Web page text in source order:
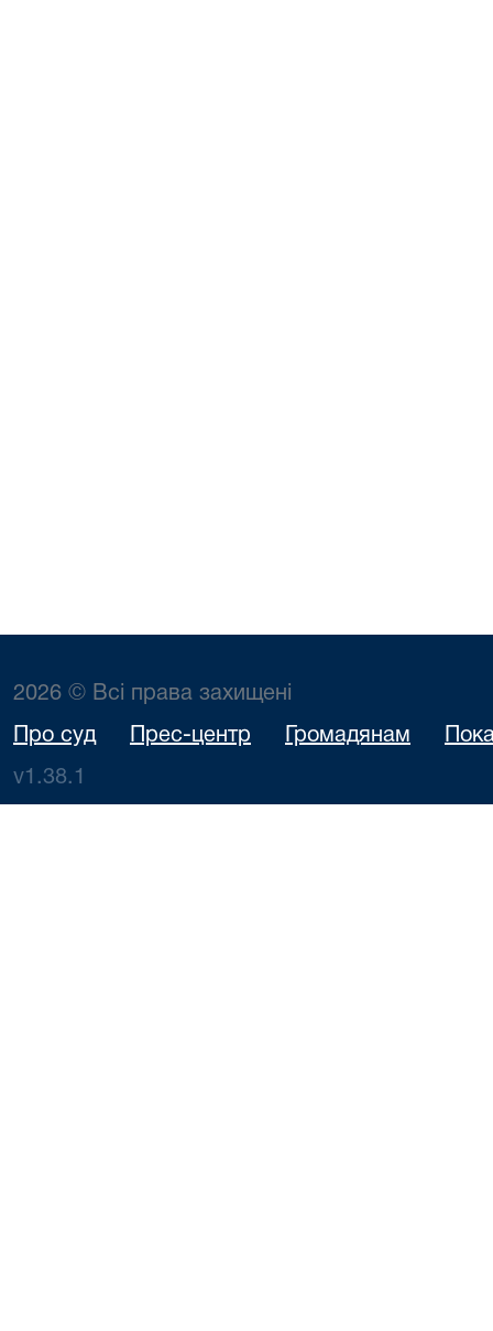
2026 © Всі права захищені
Про суд Прес-центр Громадянам
v1.38.1